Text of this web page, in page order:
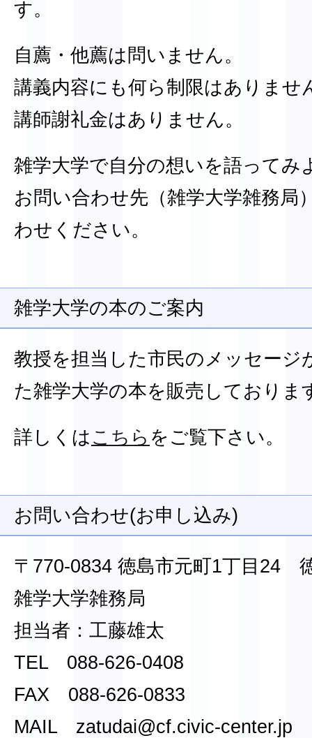
す。
自薦・他薦は問いません。
講義内容にも何ら制限はありませ
講師謝礼金はありません。
雑学大学で自分の想いを語ってみ
お問い合わせ先（雑学大学雑務局
わせください。
雑学大学の本のご案内
教授を担当した市民のメッセージ
た雑学大学の本を販売しておりま
詳しくはこちら をご覧下さい。
お問い合わせ(お申し込み)
〒770-0834 徳島市元町1丁目24
雑学大学雑務局
担当者：工藤雄太
TEL 088-626-0408
FAX 088-626-0833
MAIL zatudai@cf.civic-center.jp